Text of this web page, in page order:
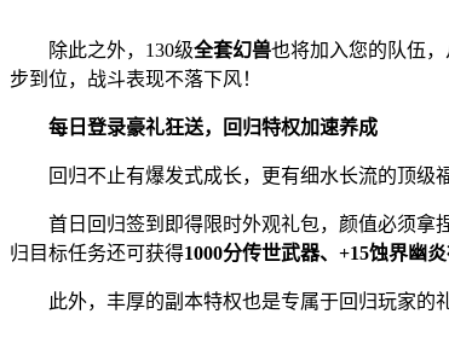
除此之外，130级全套幻兽也将加入您的队伍
步到位，战斗表现不落下风！
‌每日登录豪礼狂送，回归特权加速养成
回归不止有爆发式成长，更有细水长流的顶级福
首日回归签到即得限时外观礼包，颜值必须拿捏
归目标任务还可获得1000分传世武器、+15蚀界幽
此外，丰厚的副本特权也是专属于回归玩家的